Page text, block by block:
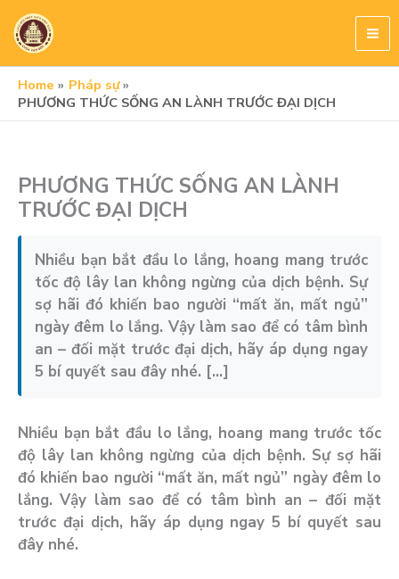
content
Home
Pháp sự
PHƯƠNG THỨC SỐNG AN LÀNH TRƯỚC ĐẠI DỊCH
PHƯƠNG THỨC SỐNG AN LÀNH
TRƯỚC ĐẠI DỊCH
Nhiều bạn bắt đầu lo lắng, hoang mang trước
tốc độ lây lan không ngừng của dịch bệnh. Sự
sợ hãi đó khiến bao người “mất ăn, mất ngủ”
ngày đêm lo lắng. Vậy làm sao để có tâm bình
an – đối mặt trước đại dịch, hãy áp dụng ngay
5 bí quyết sau đây nhé. […]
Nhiều bạn bắt đầu lo lắng, hoang mang trước tốc
độ lây lan không ngừng của dịch bệnh. Sự sợ hãi
đó khiến bao người “mất ăn, mất ngủ” ngày đêm lo
lắng. Vậy làm sao để có tâm bình an – đối mặt
trước đại dịch, hãy áp dụng ngay 5 bí quyết sau
đây nhé.